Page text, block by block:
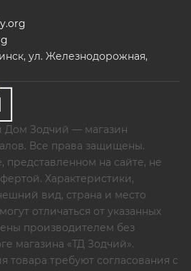
ул. Железнодорожная,
Дом Зодчий — магазин
Все права защищены.
на сайте, не
Характеристики,
вид, страна и место
отличаться от указанных
производителем без
магазина «ТД Зодчий».
товара требуют согласования с